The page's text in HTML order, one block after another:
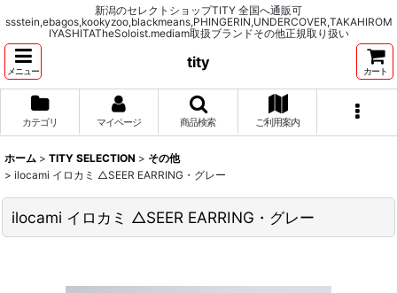
新潟のセレクトショップTITY 全国へ通販可
ssstein,ebagos,kookyzoo,blackmeans,PHINGERIN,UNDERCOVER,TAKAHIROM
IYASHITATheSoloist.mediam取扱ブランドその他正規取り扱い
メニュー
tity
カート
カテゴリ マイページ 商品検索 ご利用案内
ホーム > TITY SELECTION > その他
> ilocami イロカミ △SEER EARRING・グレー
ilocami イロカミ △SEER EARRING・グレー